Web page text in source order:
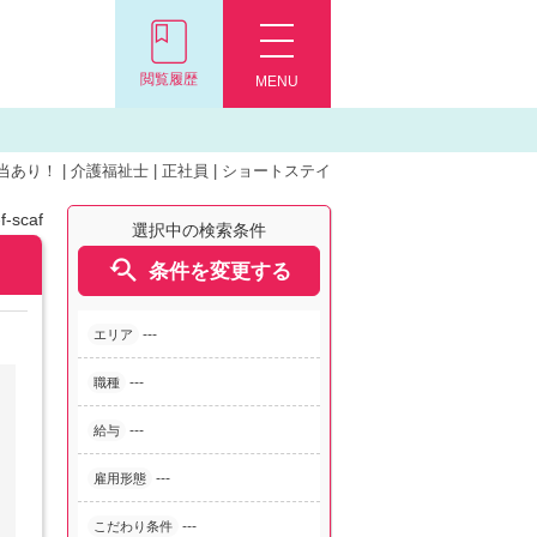
MENU
閲覧履歴
あり！ | 介護福祉士 | 正社員 | ショートステイ
選択中の検索条件
 条件を変更する
エリア ---
職種 ---
給与 ---
雇用形態 ---
こだわり条件 ---
scaf